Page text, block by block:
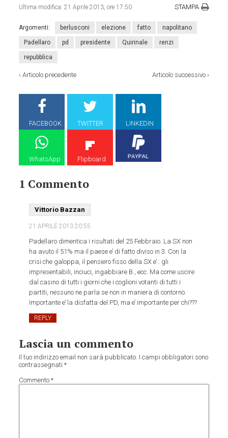
Ultima modifica:21 Aprile 2013, ore 17:50 STAMPA
Argomenti: berlusconi elezione fatto napolitano
Padellaro pd presidente Quirinale renzi
repubblica
‹Articolo precedente Articolo successivo›
FACEBOOK TWITTER LINKEDIN
WhatsApp Flipboard
1 Commento
Vittorio Bazzan
21 APRILE 201320:55
Padellaro dimentica i risultati del 25 Febbraio. La SX non
ha avuto il 51% ma il paese e’ di fatto diviso in 3. Con la
crisi che galoppa, il pensiero fisso della SX e’ : gli
impresentabili, inciuci, ingabbiare B., ecc. Ma come uscire
dal casino di tutti i giorni che i coglioni votanti di tutti i
partiti, nessuno ne parla se non in maniera di contorno.
Importante e’ la disfatta del PD, ma e’ importante per chi???
REPLY
Lascia un commento
Il tuo indirizzo email non sarà pubblicato. I campi obbligatori sono
contrassegnati*
Commento*